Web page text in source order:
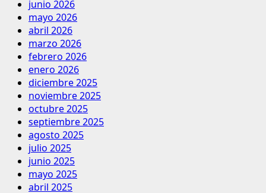
junio 2026
mayo 2026
abril 2026
marzo 2026
febrero 2026
enero 2026
diciembre 2025
noviembre 2025
octubre 2025
septiembre 2025
agosto 2025
julio 2025
junio 2025
mayo 2025
abril 2025